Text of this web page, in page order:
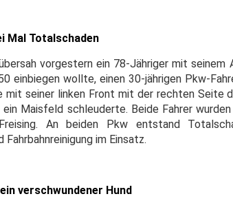
Mal Totalschaden
vorgestern ein 78-Jähriger mit
einbiegen wollte, einen 30-jährigen Pkw-
mit seiner linken Front mit der rechten Seite
ein Maisfeld schleuderte. Beide Fahrer
An beiden Pkw entstand
Fahrbahnreinigung im Einsatz.
verschwundener Hund